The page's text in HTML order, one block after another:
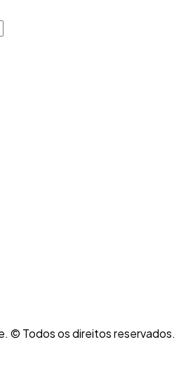
© Todos os direitos reservados.